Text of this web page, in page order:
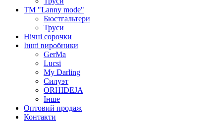
ТМ "Lanny mode"
Бюстгальтери
Труси
Нічні сорочки
Інші виробники
GerMa
Lucsi
My Darling
Силуэт
ORHIDEJA
Інше
Оптовий продаж
Контакти